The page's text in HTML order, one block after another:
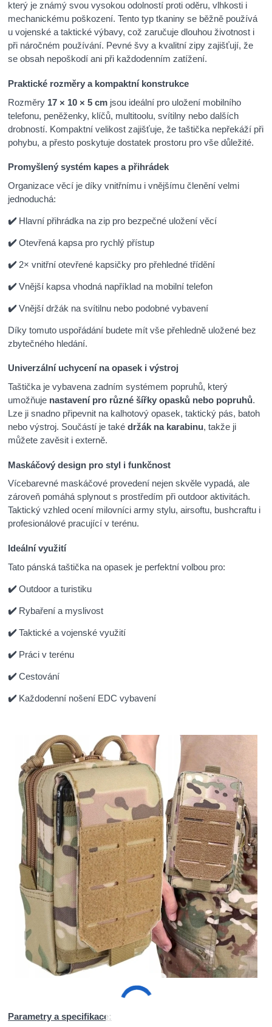
který je známý svou vysokou odolností proti oděru, vlhkosti i
mechanickému poškození. Tento typ tkaniny se běžně používá
u vojenské a taktické výbavy, což zaručuje dlouhou životnost i
při náročném používání. Pevné švy a kvalitní zipy zajišťují, že
se obsah nepoškodí ani při každodenním zatížení.
Praktické rozměry a kompaktní konstrukce
Rozměry 17 × 10 × 5 cm jsou ideální pro uložení mobilního
telefonu, peněženky, klíčů, multitoolu, svítilny nebo dalších
drobností. Kompaktní velikost zajišťuje, že taštička nepřekáží při
pohybu, a přesto poskytuje dostatek prostoru pro vše důležité.
Promyšlený systém kapes a přihrádek
Organizace věcí je díky vnitřnímu i vnějšímu členění velmi
jednoduchá:
✔️ Hlavní přihrádka na zip pro bezpečné uložení věcí
✔️Otevřená kapsa pro rychlý přístup
✔️ 2× vnitřní otevřené kapsičky pro přehledné třídění
✔️Vnější kapsa vhodná například na mobilní telefon
✔️Vnější držák na svítilnu nebo podobné vybavení
Díky tomuto uspořádání budete mít vše přehledně uložené bez
zbytečného hledání.
Univerzální uchycení na opasek i výstroj
Taštička je vybavena zadním systémem popruhů, který
umožňuje nastavení pro různé šířky opasků nebo popruhů.
Lze ji snadno připevnit na kalhotový opasek, taktický pás, batoh
nebo výstroj. Součástí je takédržák na karabinu, takže ji
můžete zavěsit i externě.
Maskáčový design pro styl i funkčnost
Vícebarevné maskáčové provedení nejen skvěle vypadá, ale
zároveň pomáhá splynout s prostředím při outdoor aktivitách.
Taktický vzhled ocení milovníci army stylu, airsoftu, bushcraftu i
profesionálové pracující v terénu.
Ideální využití
Tato pánská taštička na opasek je perfektní volbou pro:
✔️Outdoor a turistiku
✔️ Rybaření a myslivost
✔️Taktické a vojenské využití
✔️ Práci v terénu
✔️Cestování
✔️ Každodenní nošení EDC vybavení
Parametry a specifikace: